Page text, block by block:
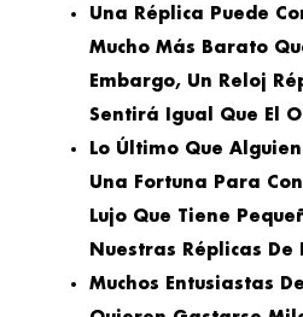
Una Réplica Puede
Mucho Más Barato
Embargo, Un Reloj
Sentirá Igual Que El
Lo Último Que
Una Fortuna Para
Lujo Que Tiene
Nuestras Réplicas De
Muchos Entusiastas